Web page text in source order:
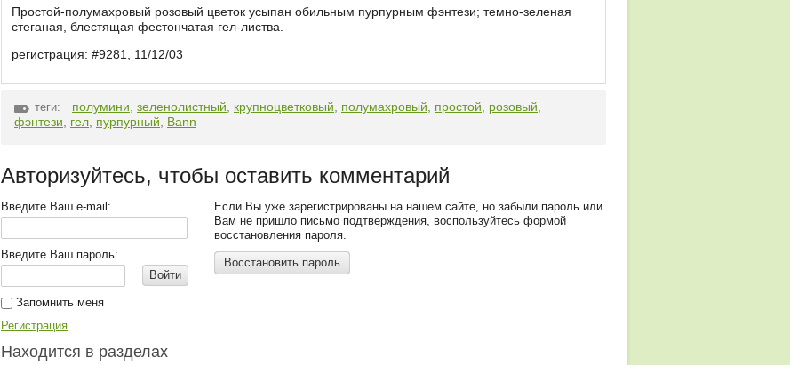
Простой-полумахровый розовый цветок усыпан обильным пурпурным фэнтези; темно-зеленая
стеганая, блестящая фестончатая гел-листва.
регистрация: #9281, 11/12/03
теги: полумини зеленолистный крупноцветковый полумахровый простой розовый
фэнтези
гел пурпурный Bann
Авторизуйтесь, чтобы оставить комментарий
Введите Ваш e-mail:
Введите Ваш пароль:
Войти
Запомнить меня
Регистрация
Если Вы уже зарегистрированы на нашем сайте, но забыли пароль или
Вам не пришло письмо подтверждения, воспользуйтесь формой
восстановления пароля.
Восстановить пароль
Находится в разделах